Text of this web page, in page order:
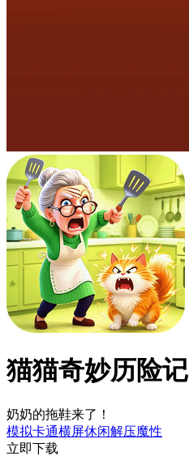
猫猫奇妙历险记
奶奶的拖鞋来了！
模拟卡通横屏休闲解压魔性
立即下载